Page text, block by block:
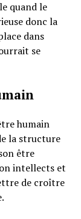
quand le
donc la
dans
se
humain
la structure
être
intellects et
de croître